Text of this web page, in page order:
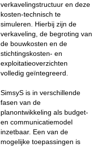
verkavelingstructuur en deze
kosten-technisch te
simuleren. Hierbij zijn de
verkaveling, de begroting van
de bouwkosten en de
stichtingskosten- en
exploitatieoverzichten
volledig geïntegreerd.
SimsyS is in verschillende
fasen van de
planontwikkeling als budget-
en communicatiemodel
inzetbaar. Een van de
mogelijke toepassingen is